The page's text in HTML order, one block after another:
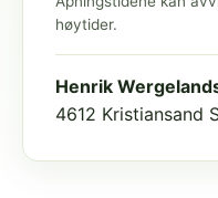
høytider.
Henrik
4612 Kristiansand